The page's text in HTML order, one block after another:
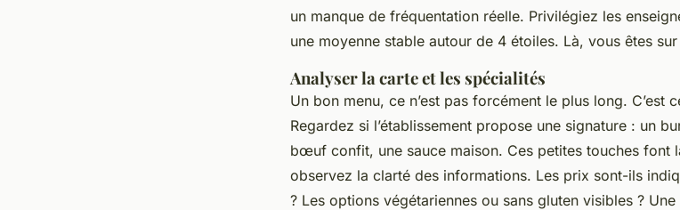
un manque de fréquentation réelle. Privilégiez les
une moyenne stable autour de 4 étoiles. Là, vous êtes
Analyser la carte et les spécialités
Un bon menu, ce n’est pas forcément le plus long. C’est
Regardez si l’établissement propose une signature : un
bœuf confit, une sauce maison. Ces petites touches font
observez la clarté des informations. Les prix sont-ils
? Les options végétariennes ou sans gluten visibles ?